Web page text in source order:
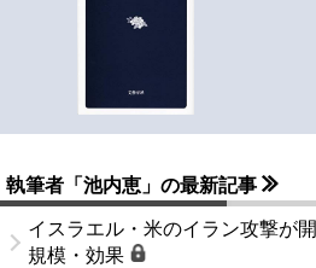
執筆者「池内恵」の最新記事
イスラエル・米のイラン攻撃が
規模・効果